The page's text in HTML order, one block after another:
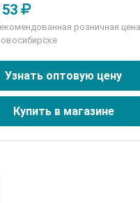
розничная
Узнать оптовую цену
Купить в магазине